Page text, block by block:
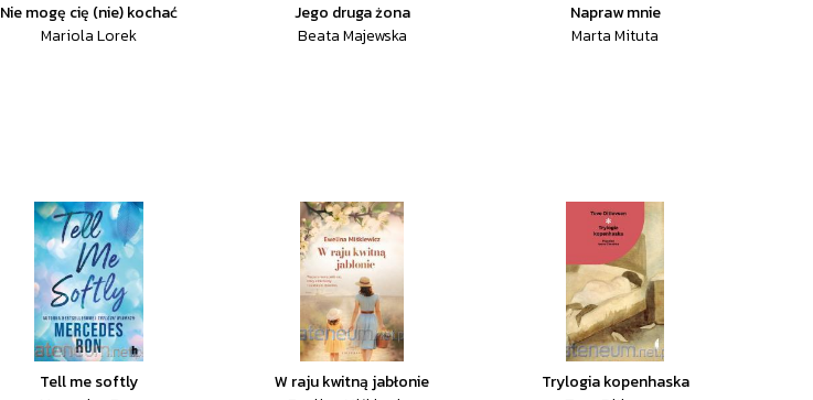
Nie mogę cię (nie) kochać
Mariola Lorek
Jego druga żona
Beata Majewska
Napraw mnie
Marta Mituta
Tell me softly
W raju kwitną jabłonie
Trylogia kopenhaska